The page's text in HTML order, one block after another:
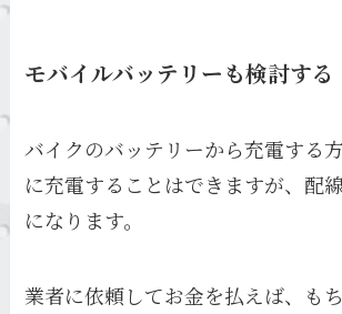
モバイルバッテリーも検討する
バイクのバッテリーから充電する
に充電することはできますが、配
になります。
業者に依頼してお金を払えば、も